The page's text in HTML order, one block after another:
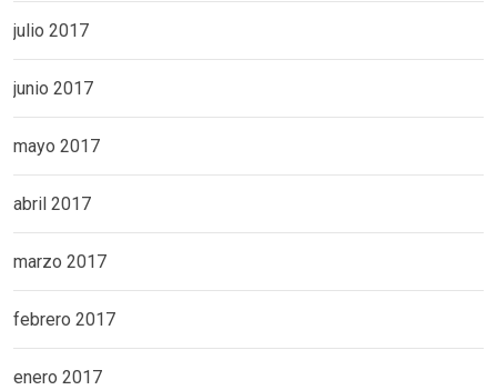
julio 2017
junio 2017
mayo 2017
abril 2017
marzo 2017
febrero 2017
enero 2017